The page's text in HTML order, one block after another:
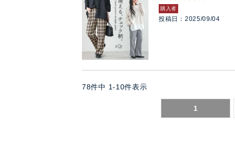
購入者
投稿日 2025/09/04
78件中 1-10件表示
1